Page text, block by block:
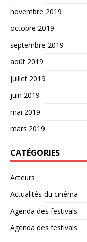
novembre 2019
octobre 2019
septembre 2019
août 2019
juillet 2019
juin 2019
mai 2019
mars 2019
CATÉGORIES
Acteurs
Actualités du cinéma
Agenda des festivals
Agenda des festivals